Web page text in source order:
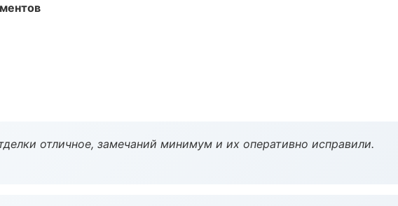
отличное, замечаний минимум и их оперативно исправили.